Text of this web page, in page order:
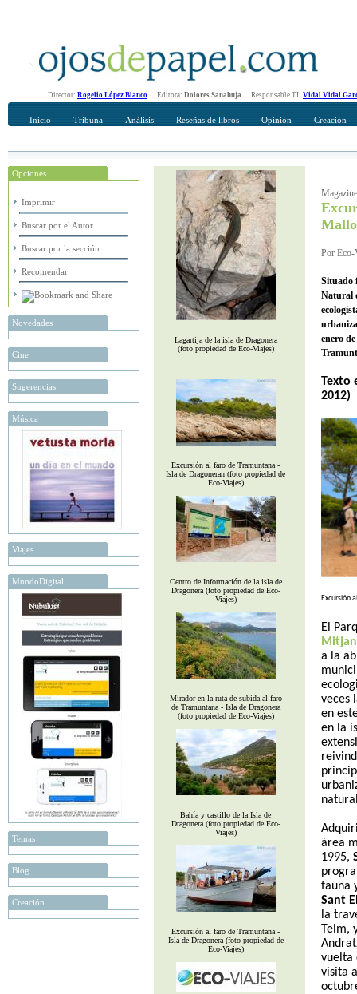
Director: Rogelio López Blanco Editora: Dolores Sanahuja Responsable TI: Vidal Vidal
Inicio Tribuna Análisis Reseñas de libros Opinión Creación
Opciones
Imprimir
Buscar por el Autor
Buscar por la sección
Recomendar
Novedades
Cine
Sugerencias
Música
Viajes
MundoDigital
Temas
Blog
Creación
Recomendar
Su nombre Completo
Lagartija de la isla de Dragonera
(foto propiedad de Eco-Viajes)
Excursión al faro de Tramuntana -
Isla de Dragoneran (foto propiedad de
Eco-Viajes)
Centro de Información de la isla de
Dragonera (foto propiedad de Eco-
Viajes)
Mirador en la ruta de subida al faro
de Tramuntana - Isla de Dragonera
(foto propiedad de Eco-Viajes)
Bahía y castillo de la Isla de
Dragonera (foto propiedad de Eco-
Viajes)
Excursión al faro de Tramuntana -
Isla de Dragonera (foto propiedad de
Eco-Viajes)
Por Eco-
Situado
Natural
enero
Texto
2012)
Excursión
El
a la
veces
en
en la
área
1995,
fauna
Sant
la
Telm,
vuelta
visita